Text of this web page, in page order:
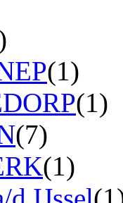
(1)
(1)
(7)
(1)